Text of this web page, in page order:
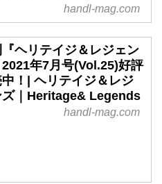
handl-mag.com
『ヘリテイジ＆レジェン
2021年7月号(Vol.25)好評
！| ヘリテイジ＆レジ
ズ｜Heritage& Legends
handl-mag.com